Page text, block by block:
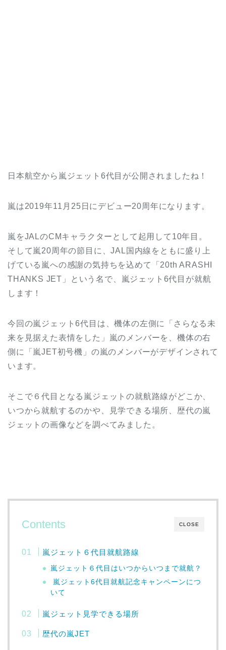
日本航空から嵐ジェット6代目が公開されましたね！
嵐は2019年11月25日にデビュー20周年になります。
嵐をJALのCMキャラクターとして起用して10年目。
そして嵐20周年の節目に、JAL国内線をともに盛り上
げている嵐への感謝の気持ちを込めて「20th ARASHI
THANKS JET」という名で、嵐ジェット6代目が就航
します！
今回の嵐ジェット6代目は、機体の左側に「さらなる未
来を見据えた表情をした」嵐のメンバーを、機体の右
側に「嵐JET初号機」の嵐のメンバーがデザインされて
います。
そこで６代目となる嵐ジェットの就航路線がどこか、
いつから就航するのかや、見学できる場所、歴代の嵐
ジェットの画像などを調べてみました。
CLOSE
Contents
嵐ジェット６代目就航路線
嵐ジェット６代目はいつからいつまで就航？
嵐ジェット6代目就航記念キャンペーンにつ
いて
嵐ジェット見学できる場所
歴代の嵐JET